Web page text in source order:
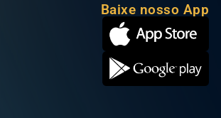
Baixe nosso App